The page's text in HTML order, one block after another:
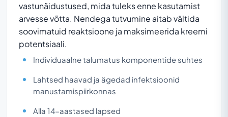
vastunäidustused, mida tuleks enne kasutamist
arvesse võtta. Nendega tutvumine aitab vältida
soovimatuid reaktsioone ja maksimeerida kreemi
potentsiaali.
Individuaalne talumatus komponentide suhtes
Lahtsed haavad ja ägedad infektsioonid
manustamispiirkonnas
Alla 14-aastased lapsed